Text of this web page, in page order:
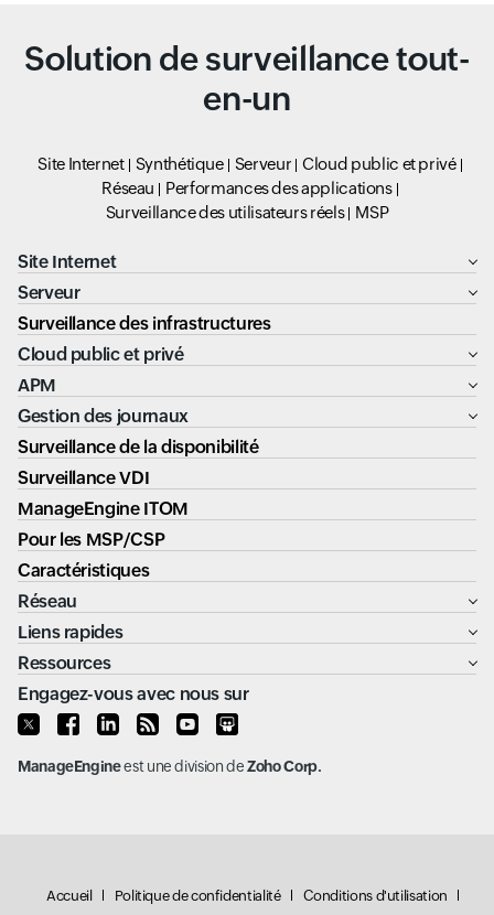
Solution de surveillance tout-
en-un
Site Internet Synthétique Serveur
Cloud public et privé
Réseau
Performances des applications
Surveillance des utilisateurs réels
MSP
Site Internet
Serveur
Surveillance des infrastructures
Cloud public et privé
APM
Gestion des journaux
Surveillance de la disponibilité
Surveillance VDI
ManageEngine ITOM
Pour les MSP/CSP
Caractéristiques
Réseau
Liens rapides
Ressources
Engagez-vous avec nous sur
ManageEngineest une division deZoho Corp.
Accueil Politique de confidentialité Conditions d'utilisation